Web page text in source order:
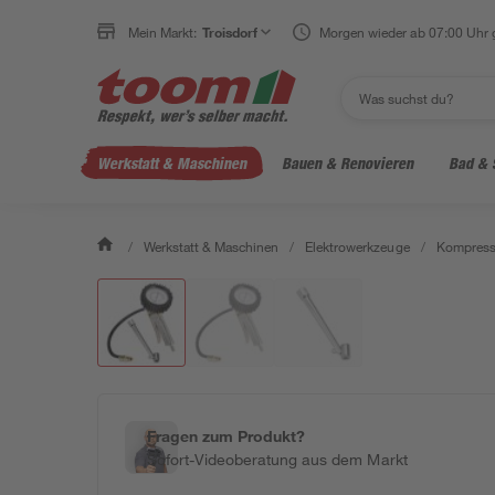
Mein Markt: Troisdorf Morgen wieder ab 07:00 Uhr
Werkstatt & Maschinen Bauen & Renovieren Bad &
/ Werkstatt & Maschinen / Elektrowerkzeuge /
Fragen zum Produkt?
Sofort-Videoberatung aus dem Markt